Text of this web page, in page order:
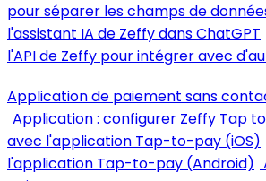
pour séparer les champs de
l'assistant IA de Zeffy dans ChatGPT
l'API de Zeffy pour intégrer avec
Application de paiement sans
Application : configurer Zeffy Tap
avec l'application Tap-to-pay (iOS)
l'application Tap-to-pay (Android)